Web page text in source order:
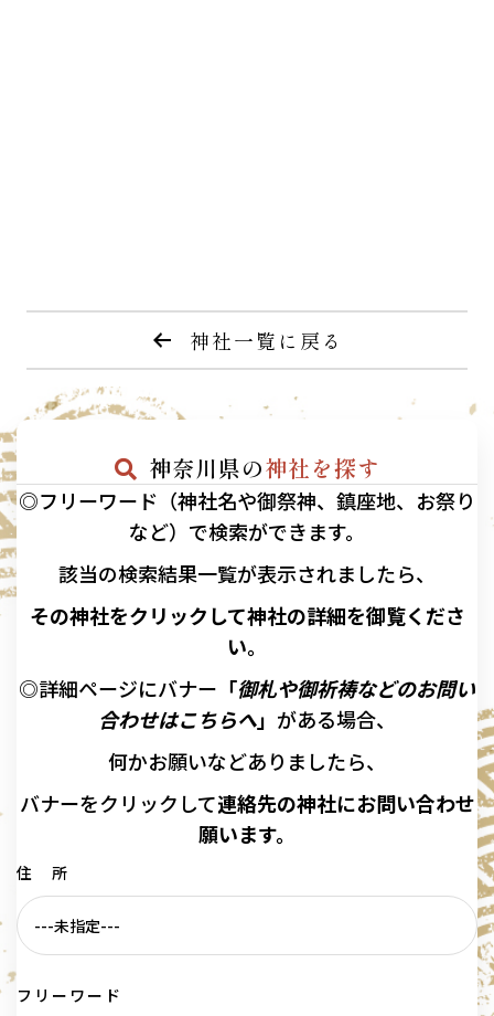
神社一覧に戻る
神奈川県の神社を探す
◎フリーワード（神社名や御祭神、鎮座地、お祭り
など）で検索ができます。
該当の検索結果一覧が表示されましたら、
その神社をクリックして神社の詳細を御覧くださ
い。
◎詳細ページにバナー 「御札や御祈祷などのお問い
合わせはこちらへ」 がある場合、
何かお願いなどありましたら、
バナーをクリックして連絡先の神社にお問い合わせ
願います。
住 所
フリーワード